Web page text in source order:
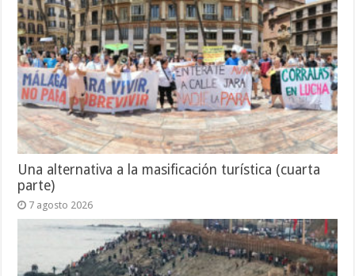
Una alternativa a la masificación turística (cuarta
parte)
7 agosto 2026